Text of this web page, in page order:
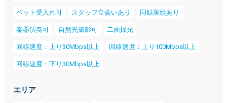
ペット受入れ可 スタッフ立会いあり 同録実績あり
楽器演奏可 自然光撮影可 二面採光
回線速度：上り30Mbps以上 回線速度：上り100Mbps以上
回線速度：下り30Mbps以上
エリア